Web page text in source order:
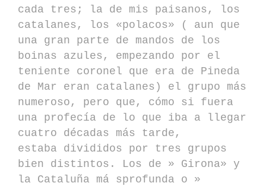
cada tres; la de mis paisanos, los
catalanes, los «polacos» ( aun que
una gran parte de mandos de los
boinas azules, empezando por el
teniente coronel que era de Pineda
de Mar eran catalanes) el grupo más
numeroso, pero que, cómo si fuera
una profecía de lo que iba a llegar
cuatro décadas más tarde,
estaba divididos por tres grupos
bien distintos. Los de » Girona» y
la Cataluña má sprofunda o »